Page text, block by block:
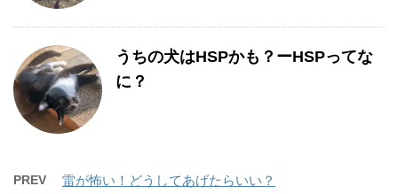
うちの犬はHSPかも？ーHSPってな
に？
PREV 雷が怖い！どうしてあげたらいい？